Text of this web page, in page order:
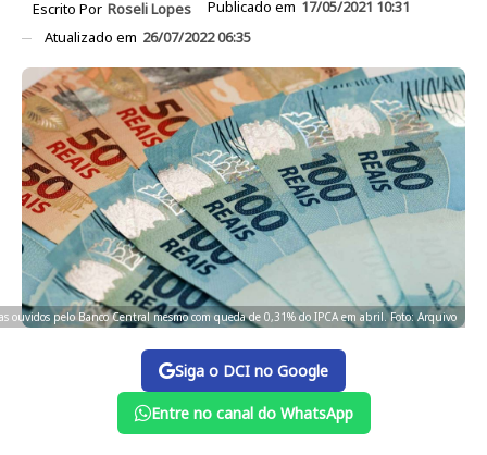
Escrito Por Roseli Lopes Publicado em 17/05/2021 10:31
Atualizado em 26/07/2022 06:35
ouvidos pelo Banco Central mesmo com queda de 0,31% do IPCA em abril. Foto: Arquivo
Siga o DCI no Google
Entre no canal do WhatsApp